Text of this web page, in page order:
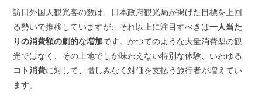
訪日外国人観光客の数は、日本政府観光局が掲げた目標を上回
る勢いで推移していますが、それ以上に注目すべきは一人当た
りの消費額の劇的な増加です。かつてのような大量消費型の観
光ではなく、その土地でしか味わえない特別な体験、いわゆる
コト消費に対して、惜しみなく対価を支払う旅行者が増えてい
ます。